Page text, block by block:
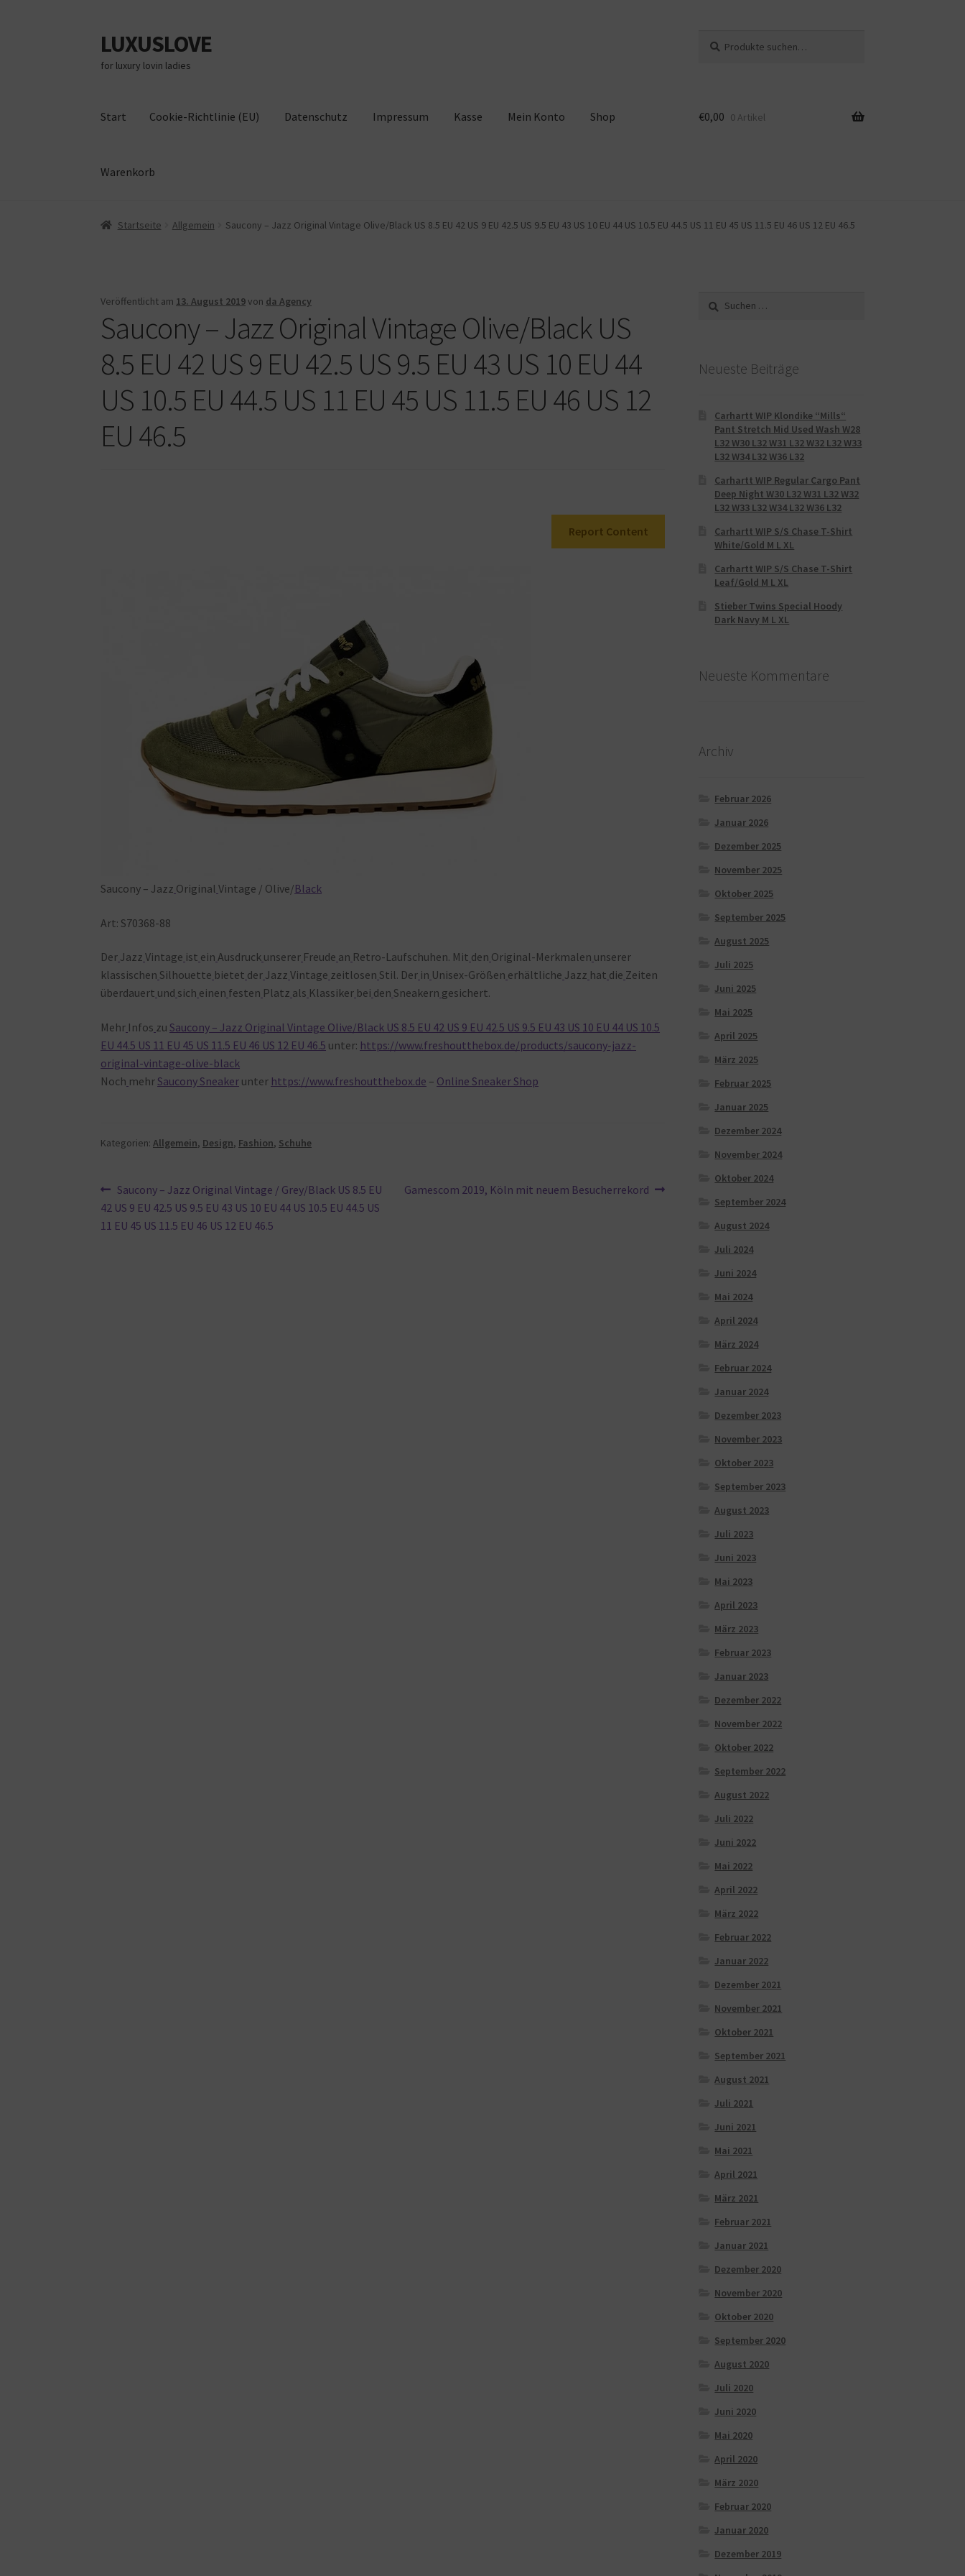
Zur
Navigation
springen
Zum
Inhalt
springen
LUXUSLOVE
for luxury lovin ladies
nach:
Start Cookie-Richtlinie (EU) Datenschutz Impressum Kasse Mein Konto Shop
Warenkorb
Start Cookie-Richtlinie (EU) Datenschutz Impressum KasseMein Konto Shop Warenkorb
€0,00 0 Artikel
Startseite Allgemein Saucony – Jazz Original Vintage Olive/Black US 8.5 EU 42 US 9 EU 42.5 US 9.5 EU 43 US 10 EU 44 US 10.5 EU 44.5 US 11 EU 45 US 11.5 EU 46 US 12 EU 46.5
Veröffentlicht am 13. August 2019von da Agency
Saucony – Jazz Original Vintage Olive/Black US
8.5 EU 42 US 9 EU 42.5 US 9.5 EU 43 US 10 EU 44
US 10.5 EU 44.5 US 11 EU 45 US 11.5 EU 46 US 12
EU 46.5
Report Content
Saucony – Jazz Original Vintage / Olive/Black
Art: S70368-88
Der Jazz Vintage ist ein Ausdruck unserer Freude an Retro-Laufschuhen. Mit den Original-Merkmalen unserer
klassischen Silhouette bietet der Jazz Vintage zeitlosen Stil. Der in Unisex-Größen erhältliche Jazz hat die Zeiten
überdauert und sich einen festen Platz als Klassiker bei den Sneakern gesichert.
Mehr Infos zuSaucony – Jazz Original Vintage Olive/Black US 8.5 EU 42 US 9 EU 42.5 US 9.5 EU 43 US 10 EU 44 US 10.5
EU 44.5 US 11 EU 45 US 11.5 EU 46 US 12 EU 46.5 unter: https://www.freshoutthebox.de/products/saucony-jazz-
original-vintage-olive-black
Noch mehrSaucony Sneaker unter https://www.freshoutthebox.de – Online Sneaker Shop
Kategorien:Allgemein, Design, Fashion, Schuhe
Beitragsnavigation
Vorheriger
Beitrag:
Saucony – Jazz Original Vintage / Grey/Black US 8.5 EU
42 US 9 EU 42.5 US 9.5 EU 43 US 10 EU 44 US 10.5 EU 44.5 US
11 EU 45 US 11.5 EU 46 US 12 EU 46.5
Nächster
Gamescom 2019, Köln mit neuem Besucherrekord
nach:
Neueste Beiträge
Carhartt WIP Klondike “Mills“
Pant Stretch Mid Used Wash W28
L32 W30 L32 W31 L32 W32 L32 W33
L32 W34 L32 W36 L32
Carhartt WIP Regular Cargo Pant
Deep Night W30 L32 W31 L32 W32
L32 W33 L32 W34 L32 W36 L32
Carhartt WIP S/S Chase T-Shirt
White/Gold M L XL
Carhartt WIP S/S Chase T-Shirt
Leaf/Gold M L XL
Stieber Twins Special Hoody
Dark Navy M L XL
Neueste Kommentare
Archiv
Februar 2026
Januar 2026
Dezember 2025
November 2025
Oktober 2025
September 2025
August 2025
Juli 2025
Juni 2025
Mai 2025
April 2025
März 2025
Februar 2025
Januar 2025
Dezember 2024
November 2024
Oktober 2024
September 2024
August 2024
Juli 2024
Juni 2024
Mai 2024
April 2024
März 2024
Februar 2024
Januar 2024
Dezember 2023
November 2023
Oktober 2023
September 2023
August 2023
Juli 2023
Juni 2023
Mai 2023
April 2023
März 2023
Februar 2023
Januar 2023
Dezember 2022
November 2022
Oktober 2022
September 2022
August 2022
Juli 2022
Juni 2022
Mai 2022
April 2022
März 2022
Februar 2022
Januar 2022
Dezember 2021
November 2021
Oktober 2021
September 2021
August 2021
Juli 2021
Juni 2021
Mai 2021
April 2021
März 2021
Februar 2021
Januar 2021
Dezember 2020
November 2020
Oktober 2020
September 2020
August 2020
Juli 2020
Juni 2020
Mai 2020
April 2020
März 2020
Februar 2020
Januar 2020
Dezember 2019